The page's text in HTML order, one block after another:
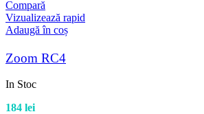
Compară
Vizualizează rapid
Adaugă în coș
Zoom RC4
In Stoc
184 lei